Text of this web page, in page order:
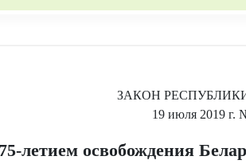
ЗАКОН
19 июля 2019 г.
летием освобождения